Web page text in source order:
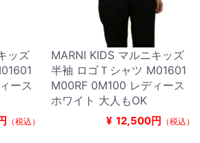
ッズ
ース
（税込）
MARNI KIDS マルニキッズ
半袖 ロゴＴシャツ M01601
M00RF 0M100 レディース
ホワイト 大人もOK
¥ 12,500円 （税込）